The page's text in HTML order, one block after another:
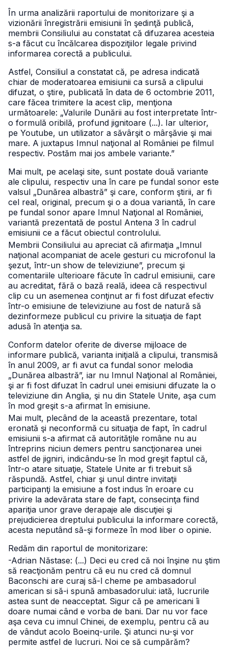
În urma analizării raportului de monitorizare şi a
vizionării înregistrării emisiunii în şedinţă publică,
membrii Consiliului au constatat că difuzarea acesteia
s-a făcut cu încălcarea dispoziţiilor legale privind
informarea corectă a publicului.
Astfel, Consiliul a constatat că, pe adresa indicată
chiar de moderatoarea emisiunii ca sursă a clipului
difuzat, o ştire, publicată în data de 6 octombrie 2011,
care făcea trimitere la acest clip, menţiona
următoarele: „Valurile Dunării au fost interpretate într-
o formulă oribilă, profund jignitoare (...). Iar ulterior,
pe Youtube, un utilizator a săvârşit o mârşăvie şi mai
mare. A juxtapus Imnul naţional al României pe filmul
respectiv. Postăm mai jos ambele variante.”
Mai mult, pe acelaşi site, sunt postate două variante
ale clipului, respectiv una în care pe fundal sonor este
valsul „Dunărea albastră” şi care, conform ştirii, ar fi
cel real, original, precum şi o a doua variantă, în care
pe fundal sonor apare Imnul Naţional al României,
variantă prezentată de postul Antena 3 în cadrul
emisiunii ce a făcut obiectul controlului.
Membrii Consiliului au apreciat că afirmaţia „Imnul
naţional acompaniat de acele gesturi cu microfonul la
şezut, într-un show de televiziune”, precum şi
comentariile ulterioare făcute în cadrul emisiunii, care
au acreditat, fără o bază reală, ideea că respectivul
clip cu un asemenea conţinut ar fi fost difuzat efectiv
într-o emisiune de televiziune au fost de natură să
dezinformeze publicul cu privire la situaţia de fapt
adusă în atenţia sa.
Conform datelor oferite de diverse mijloace de
informare publică, varianta iniţială a clipului, transmisă
în anul 2009, ar fi avut ca fundal sonor melodia
„Dunărea albastră”, iar nu Imnul Naţional al României,
şi ar fi fost difuzat în cadrul unei emisiuni difuzate la o
televiziune din Anglia, şi nu din Statele Unite, aşa cum
în mod greşit s-a afirmat în emisiune.
Mai mult, plecând de la această prezentare, total
eronată şi neconformă cu situaţia de fapt, în cadrul
emisiunii s-a afirmat că autorităţile române nu au
întreprins niciun demers pentru sancţionarea unei
astfel de jigniri, indicându-se în mod greşit faptul că,
într-o atare situaţie, Statele Unite ar fi trebuit să
răspundă. Astfel, chiar şi unul dintre invitaţii
participanţi la emisiune a fost indus în eroare cu
privire la adevărata stare de fapt, consecinţa fiind
apariţia unor grave derapaje ale discuţiei şi
prejudicierea dreptului publicului la informare corectă,
acesta neputând să-şi formeze în mod liber o opinie.
Redăm din raportul de monitorizare:
-Adrian Năstase: (...) Deci eu cred că noi înşine nu ştim
să reacţionăm pentru că eu nu cred că domnul
Baconschi are curaj să-l cheme pe ambasadorul
american si să-i spună ambasadorului: iată, lucrurile
astea sunt de neacceptat. Sigur că pe americani îi
doare numai când e vorba de bani. Dar nu vor face
aşa ceva cu imnul Chinei, de exemplu, pentru că au
de vândut acolo Boeinq-urile. Şi atunci nu-şi vor
permite astfel de lucruri. Noi ce să cumpărăm?